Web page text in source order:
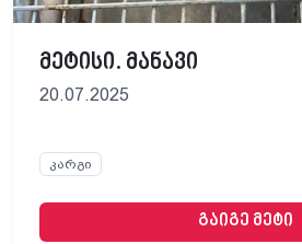
მეტისი. მანავი
20.07.2025
კარგი
გაიგე მეტი